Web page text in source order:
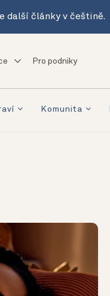
další články v češtině.
Pro podniky
Komunita